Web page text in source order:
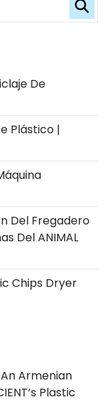
De
Plástico |
Del Fregadero
Del ANIMAL
Chips Dryer
Armenian
Plastic